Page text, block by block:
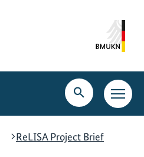
Suche
öffnen
ReLISA Project Brief